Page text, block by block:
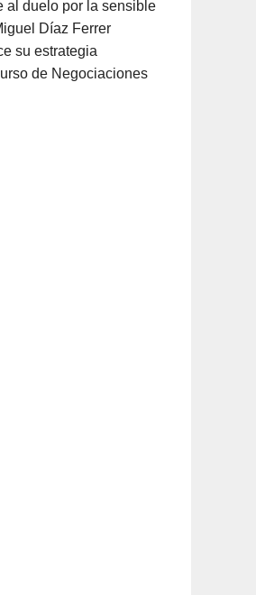
al duelo por la sensible
Díaz Ferrer
su estrategia
de Negociaciones